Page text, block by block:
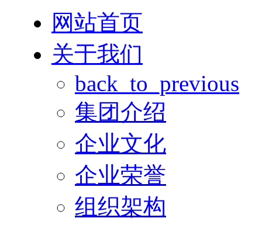
网站首页
关于我们
back_to_previous
集团介绍
企业文化
企业荣誉
组织架构